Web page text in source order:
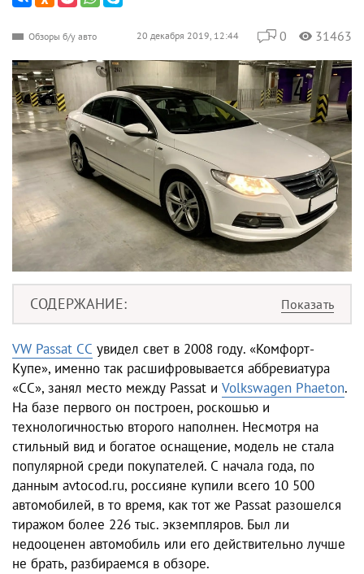
Обзоры б/у авто 20 декабря 2019, 12:44 0 31463
СОДЕРЖАНИЕ
VW Passat СС увидел свет в 2008 году. «Комфорт-
Купе», именно так расшифровывается аббревиатура
«СС», занял место между Passat и Volkswagen Phaeton.
На базе первого он построен, роскошью и
технологичностью второго наполнен. Несмотря на
стильный вид и богатое оснащение, модель не стала
популярной среди покупателей. С начала года, по
данным avtocod.ru, россияне купили всего 10 500
автомобилей, в то время, как тот же Passat разошелся
тиражом более 226 тыс. экземпляров. Был ли
недооценен автомобиль или его действительно лучше
не брать, разбираемся в обзоре.